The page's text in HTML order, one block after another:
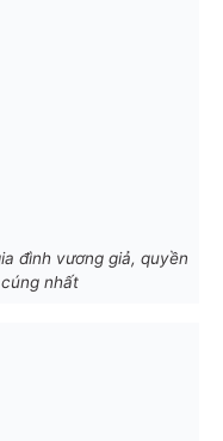
đình vương giả, quyền
nhất